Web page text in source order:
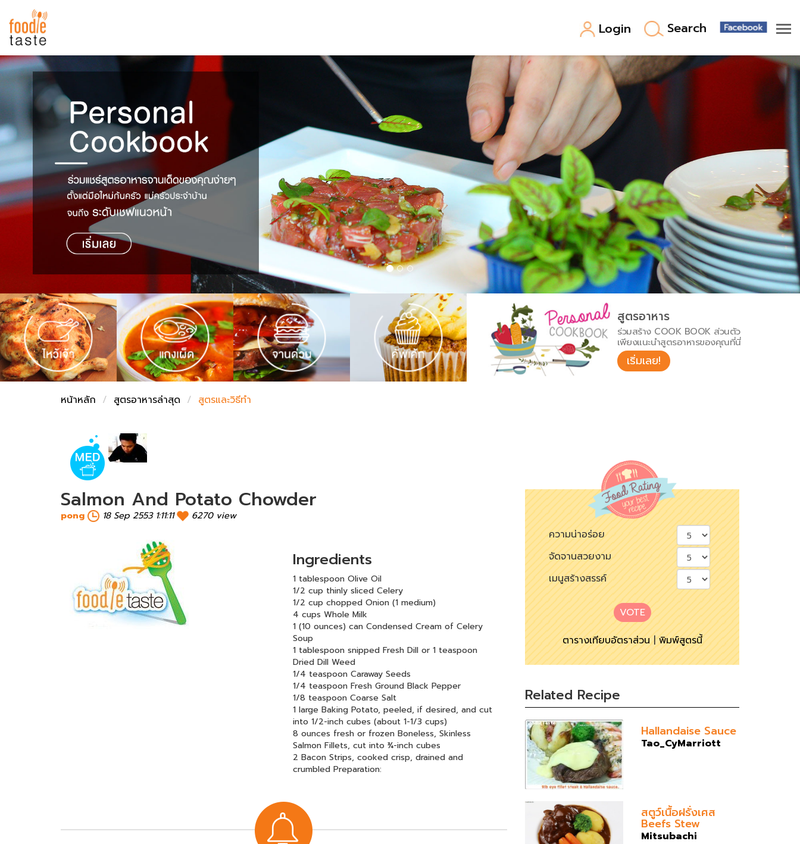
Login Search
สูตรอาหาร
สูตรอาหารล่าสุด
Top Foodie
พาไปชิม
สารพันก้นครัว
เคล็ดลับน่ารู้
เปรียบเทียบหน่วยการตวง
เปรียบเทียบอุณหภูมิ
เปรียบเทียบน้ำหนักวัตถุดิบ
ชั่งตวงเนย
FoodPedia
สร้าง Cookbook
สูตรอาหาร
ร่วมสร้าง COOK BOOK ส่วนตัว
เพียงแนะนำสูตรอาหารของคุณที่นี่
เริ่มเลย!
หน้าหลัก สูตรอาหารล่าสุด สูตรและวิธีทำ
Salmon And Potato Chowder
pong 18 Sep 2553 1:11:11 6270 view
Ingredients
1 tablespoon Olive Oil
1/2 cup thinly sliced Celery
1/2 cup chopped Onion (1 medium)
4 cups Whole Milk
1 (10 ounces) can Condensed Cream of Celery
Soup
1 tablespoon snipped Fresh Dill or 1 teaspoon
Dried Dill Weed
1/4 teaspoon Caraway Seeds
1/4 teaspoon Fresh Ground Black Pepper
1/8 teaspoon Coarse Salt
1 large Baking Potato, peeled, if desired, and cut
into 1/2-inch cubes (about 1-1/3 cups)
8 ounces fresh or frozen Boneless, Skinless
Salmon Fillets, cut into ¾-inch cubes
2 Bacon Strips, cooked crisp, drained and
crumbled Preparation:
ความน่าอร่อย
จัดจานสวยงาม
เมนูสร้างสรรค์
VOTE
ตารางเทียบอัตราส่วน|พิมพ์สูตรนี้
Related Recipe
Hallandaise Sauce
Tao_CyMarriott
สตูว์เนื้อฝรั่งเศส
Beefs Stew
Mitsubachi